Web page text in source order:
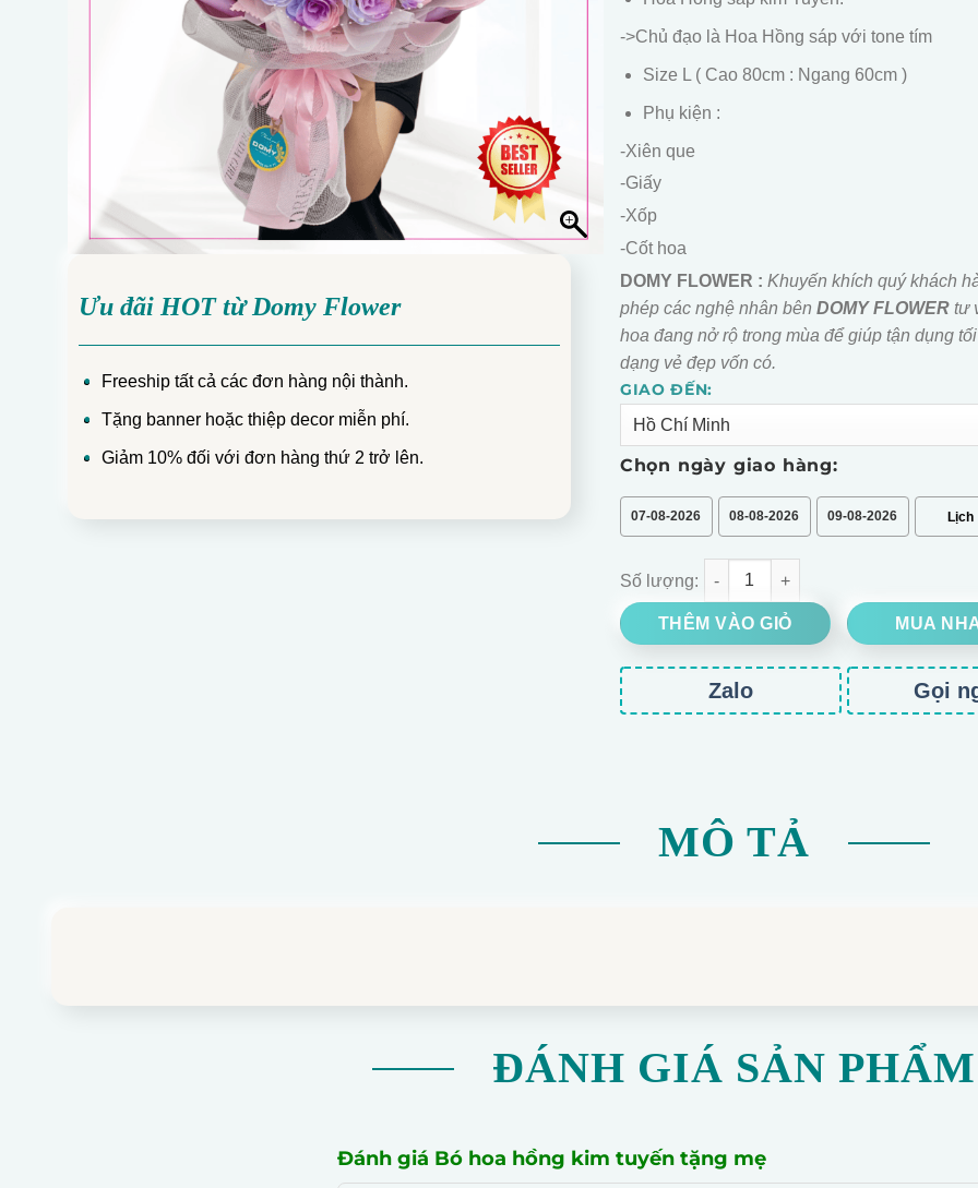
Ưu đãi HOT từ Domy Flower
Freeship tất cả các đơn hàng nội thành.
Tặng banner hoặc thiệp decor miễn phí.
Giảm 10% đối với đơn hàng thứ 2 trở lên.
->Chủ đạo là Hoa Hồng sáp với tone tím
Size L ( Cao 80cm : Ngang 60cm )
Phụ kiện :
-Xiên que
-Giấy
-Xốp
-Cốt hoa
DOMY FLOWER : Khuyến khích quý khách
phép các nghệ nhân bên DOMY FLOWERtư
hoa đang nở rộ trong mùa để giúp tận dụng
dạng vẻ đẹp vốn có.
GIAO ĐẾN:
Chọn ngày giao hàng:
07-08-2026 08-08-2026 09-08-2026
Bó hoa hồng kim tuyến tặng mẹ số lượng
THÊM VÀO GIỎ MUA
Alternative:
Zalo Gọi
MÔ TẢ
ĐÁNH GIÁ SẢN PHẨM
Đánh giá Bó hoa hồng kim tuyến tặng mẹ